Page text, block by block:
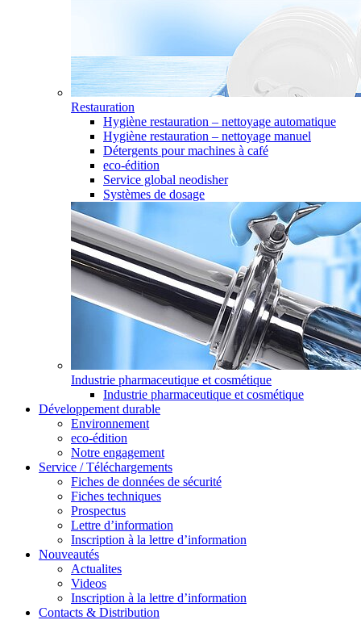
Restauration
Hygiène restauration – nettoyage automatique
Hygiène restauration – nettoyage manuel
Détergents pour machines à café
eco-édition
Service global neodisher
Systèmes de dosage
Industrie pharmaceutique et cosmétique
Industrie pharmaceutique et cosmétique
Développement durable
Environnement
eco-édition
Notre engagement
Service / Téléchargements
Fiches de données de sécurité
Fiches techniques
Prospectus
Lettre d’information
Inscription à la lettre d’information
Nouveautés
Actualites
Videos
Inscription à la lettre d’information
Contacts & Distribution